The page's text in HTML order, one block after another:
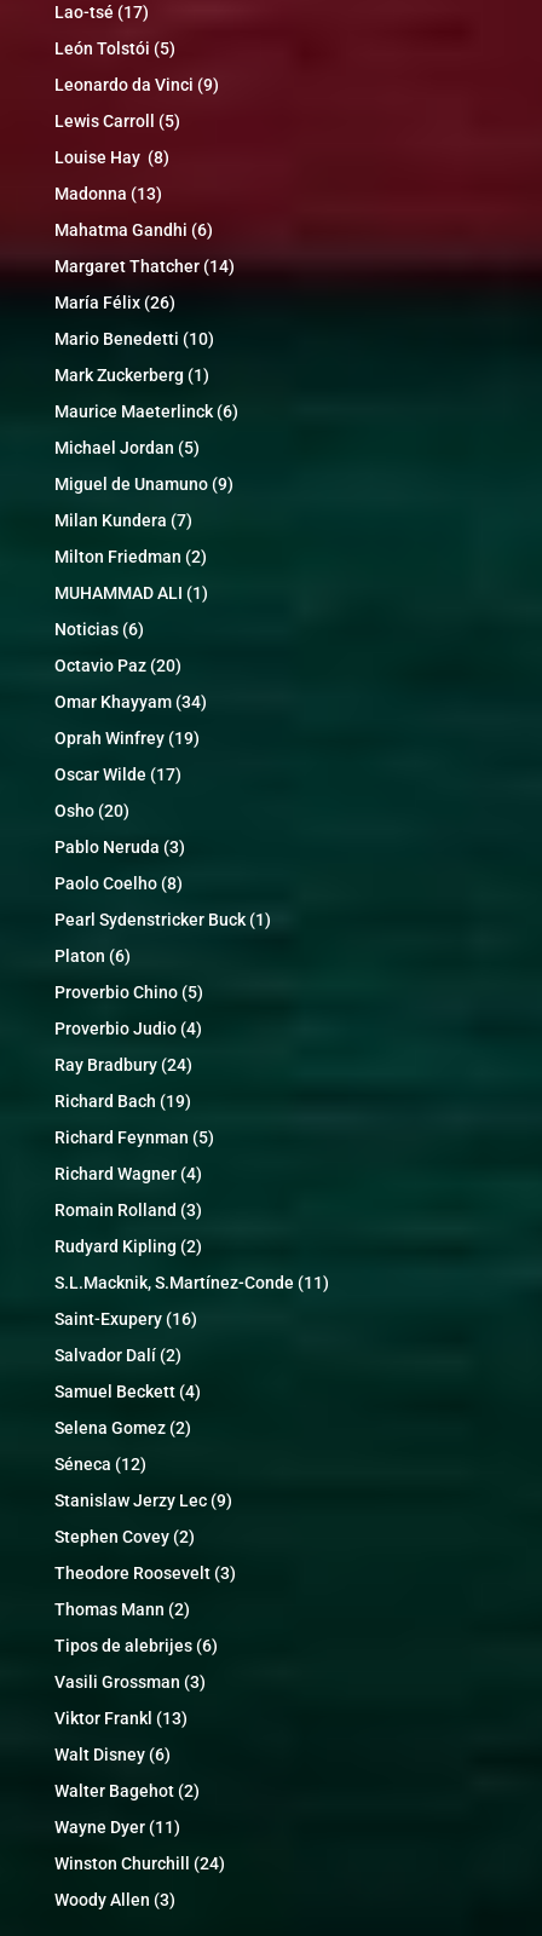
Lao-tsé (17)
León Tolstói (5)
Leonardo da Vinci (9)
Lewis Carroll
(5)
Louise Hay (8)
Madonna (13)
Mahatma Gandhi (6)
Margaret Thatcher(14)
María Félix(26)
Mario Benedetti (10)
Mark Zuckerberg (1)
Maurice Maeterlinck(6)
Michael Jordan (5)
Miguel de Unamuno(9)
Milan Kundera (7)
Milton Friedman (2)
MUHAMMAD ALI (1)
Noticias(6)
Octavio Paz(20)
Omar Khayyam(34)
Oprah Winfrey(19)
Oscar Wilde (17)
Osho(20)
Pablo Neruda (3)
Paolo Coelho(8)
Pearl Sydenstricker Buck(1)
Platon (6)
Proverbio Chino(5)
Proverbio Judio(4)
Ray Bradbury(24)
Richard Bach (19)
Richard Feynman (5)
Richard Wagner(4)
Romain Rolland (3)
Rudyard Kipling (2)
S.L.Macknik, S.Martínez-Conde (11)
Saint-Exupery(16)
Salvador Dalí(2)
Samuel Beckett(4)
Selena Gomez(2)
Séneca (12)
Stanislaw Jerzy Lec(9)
Stephen Covey(2)
Theodore Roosevelt(3)
Thomas Mann (2)
Tipos de alebrijes(6)
Vasili Grossman (3)
Viktor Frankl (13)
Walt Disney(6)
Walter Bagehot(2)
Wayne Dyer(11)
Winston Churchill
(24)
Woody Allen (3)